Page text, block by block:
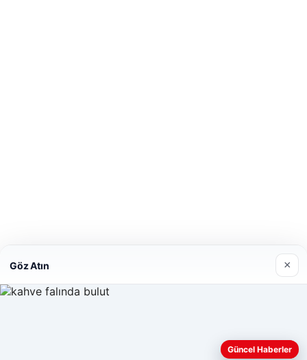
Göz Atın ×
Güncel Haberler